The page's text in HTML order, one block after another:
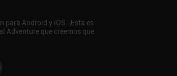
Android y iOS. ¡Esta es
Adventure que creemos que